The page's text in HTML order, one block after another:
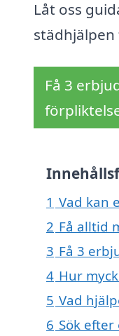
Låt oss
Få 3
1 Vad kan
2 Få alltid
3 Få 3
4 Hur
5 Vad
6 Sök